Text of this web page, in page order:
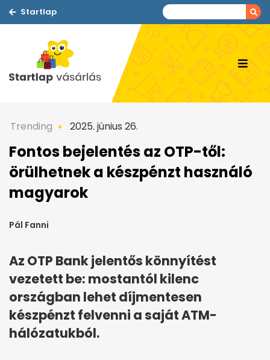
Startlap
Trending 2025. június 26.
Fontos bejelentés az OTP-től:
örülhetnek a készpénzt használó
magyarok
Pál Fanni
Az OTP Bank jelentős könnyítést
vezetett be: mostantól kilenc
országban lehet díjmentesen
készpénzt felvenni a saját ATM-
hálózatukból.